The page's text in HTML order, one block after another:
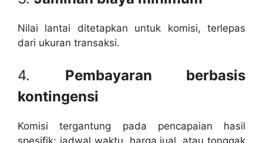
Nilai lantai ditetapkan untuk komisi, terlepas
dari ukuran transaksi.
4. Pembayaran berbasis
kontingensi
Komisi tergantung pada pencapaian hasil
spesifik: jadwal waktu, harga jual, atau tonggak